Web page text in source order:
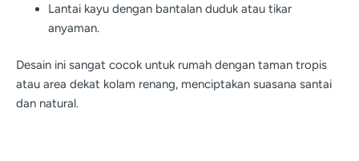
Lantai kayu dengan bantalan duduk atau tikar
anyaman.
Desain ini sangat cocok untuk rumah dengan taman tropis
atau area dekat kolam renang, menciptakan suasana santai
dan natural.